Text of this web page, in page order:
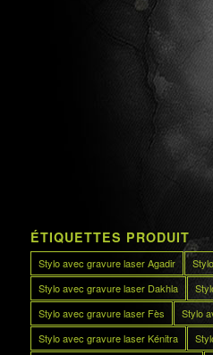
ÉTIQUETTES PRODUIT
Stylo avec gravure laser Agadir
Stylo avec gravure laser Dakhla
Stylo avec gravure laser Fès
Stylo
Stylo avec gravure laser Kénitra